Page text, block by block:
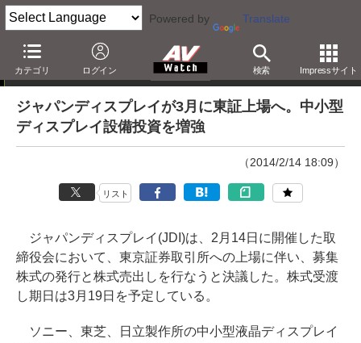
Powered by Translate
カテゴリ ログイン 検索 Impressサイト
ニュース
ジャパンディスプレイが3月に東証上場へ。中小型
ディスプレイ設備投資を増強
（2014/2/14 18:09）
リスト
ジャパンディスプレイ(JDI)は、2月14日に開催した取
締役会において、東京証券取引所への上場に伴い、募集
株式の発行と株式売出しを行なうと決議した。株式受渡
し期日は3月19日を予定している。
ソニー、東芝、日立製作所の中小型液晶ディスプレイ